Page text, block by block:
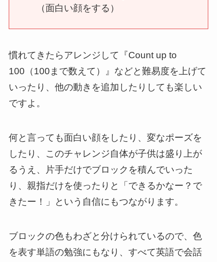
（面白い顔をする）
慣れてきたらアレンジして『Count up to
100（100まで数えて）』などと難易度を上げて
いったり、他の動きを追加したりしても楽しい
ですよ。
何と言っても面白い顔をしたり、変なポーズを
したり、このチャレンジ自体が子供は盛り上が
るうえ、片手だけでブロックを積んでいった
り、親指だけを使ったりと「できるかなー？で
きたー！」という自信にもつながります。
ブロックの色もわざと分けられているので、色
を表す単語の勉強にもなり、すべて英語で会話